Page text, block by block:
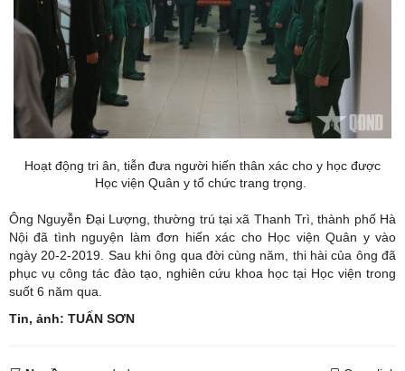
Hoạt động tri ân, tiễn đưa người hiến thân xác cho y học được
Học viện Quân y tổ chức trang trọng.
Ông Nguyễn Đại Lượng, thường trú tại xã Thanh Trì, thành phố Hà
Nội đã tình nguyện làm đơn hiến xác cho Học viện Quân y vào
ngày 20-2-2019. Sau khi ông qua đời cùng năm, thi hài của ông đã
phục vụ công tác đào tạo, nghiên cứu khoa học tại Học viện trong
suốt 6 năm qua.
Tin, ảnh: TUẤN SƠN